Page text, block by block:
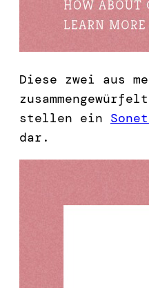
Diese zwei aus
stellen ein
dar.